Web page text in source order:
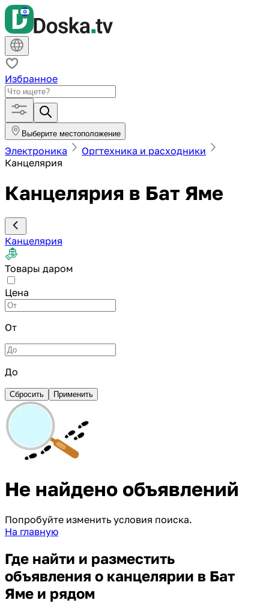
Избранное
Выберите местоположение
Электроника
Оргтехника и расходники
Канцелярия
Канцелярия в Бат Яме
Канцелярия
Товары даром
Цена
От
До
Сбросить Применить
Не найдено объявлений
Попробуйте изменить условия поиска.
На главную
Где найти и разместить
объявления о канцелярии в Бат
Яме и рядом